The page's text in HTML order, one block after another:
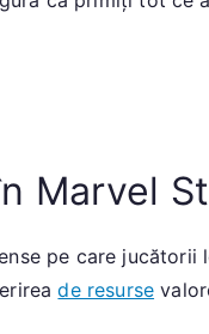
Marvel
pe care
de resurse